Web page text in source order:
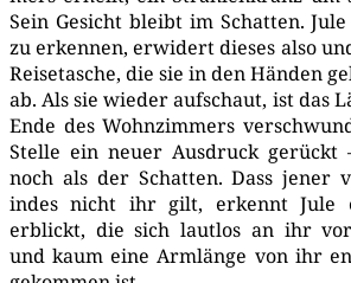
Sein Gesicht bleibt im Schat­ten.
zu erken­nen, erwi­dert die­ses also
Rei­se­ta­sche, die sie in den Hän­den
ab. Als sie wie­der auf­schaut, ist das
Ende des Wohn­zim­mers
Stel­le ein neu­er Aus­druck gerückt
noch als der Schat­ten. Dass jener
indes nicht ihr gilt, erkennt Jule
erblickt, die sich laut­los an ihr
und kaum eine Arm­län­ge von ihr